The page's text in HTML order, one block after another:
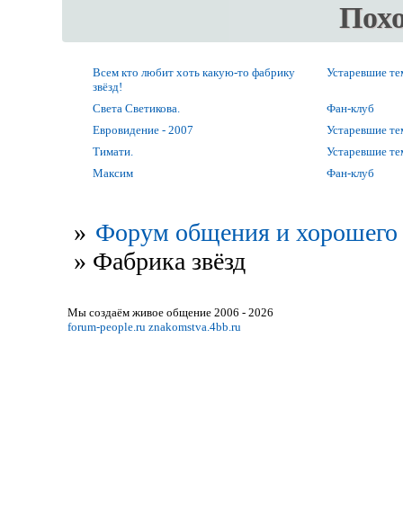
Всем кто любит хоть какую-то фабрику
звёзд!
Устаревшие
Света Светикова.
Фан-клуб
Евровидение - 2007
Устаревшие
Тимати.
Устаревшие
Максим
Фан-клуб
» Форум общения и хорошего
» Фабрика звёзд
Мы создаём живое общение 2006 - 2026
forum-people.ru znakomstva.4bb.ru